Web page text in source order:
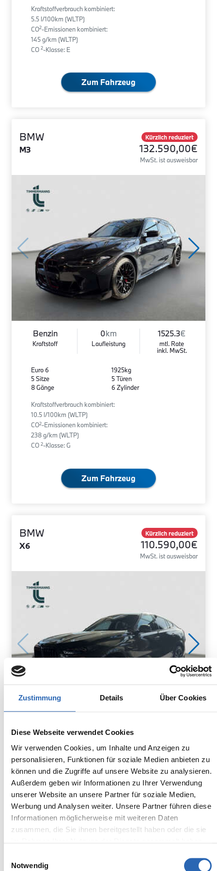
Zustimmung Details Über Cookies
Diese Webseite verwendet Cookies
Wir verwenden Cookies, um Inhalte und Anzeigen zu
personalisieren, Funktionen für soziale Medien anbieten zu
können und die Zugriffe auf unsere Website zu analysieren.
Außerdem geben wir Informationen zu Ihrer Verwendung
unserer Website an unsere Partner für soziale Medien,
Werbung und Analysen weiter. Unsere Partner führen diese
Informationen möglicherweise mit weiteren Daten
zusammen, die Sie ihnen bereitgestellt haben oder die sie
Notwendig
Kraftstoffverbrauch kombiniert:
5.5 l/100km (WLTP)
CO2-Emissionen kombiniert:
145 g/km (WLTP)
CO 2-Klasse: E
Zum Fahrzeug
BMW
M3
Kürzlich reduziert
132.590,00€
MwSt. ist ausweisbar
Benzin
Kraftstoff
0km
Laufleistung
1525.3€
mtl. Rate
inkl. MwSt.
Euro 6
5 Sitze
8 Gänge
1925kg
5 Türen
6 Zylinder
Kraftstoffverbrauch kombiniert:
10.5 l/100km (WLTP)
CO2-Emissionen kombiniert:
238 g/km (WLTP)
CO 2-Klasse: G
Zum Fahrzeug
BMW
X6
Kürzlich reduziert
110.590,00€
MwSt. ist ausweisbar
Diesel 0km
inkl. MwSt.
5 Sitze
8 Gänge
5 Türen
6 Zylinder
7.5 l/100km (WLTP)
CO2-Emissionen kombiniert:
196 g/km (WLTP)